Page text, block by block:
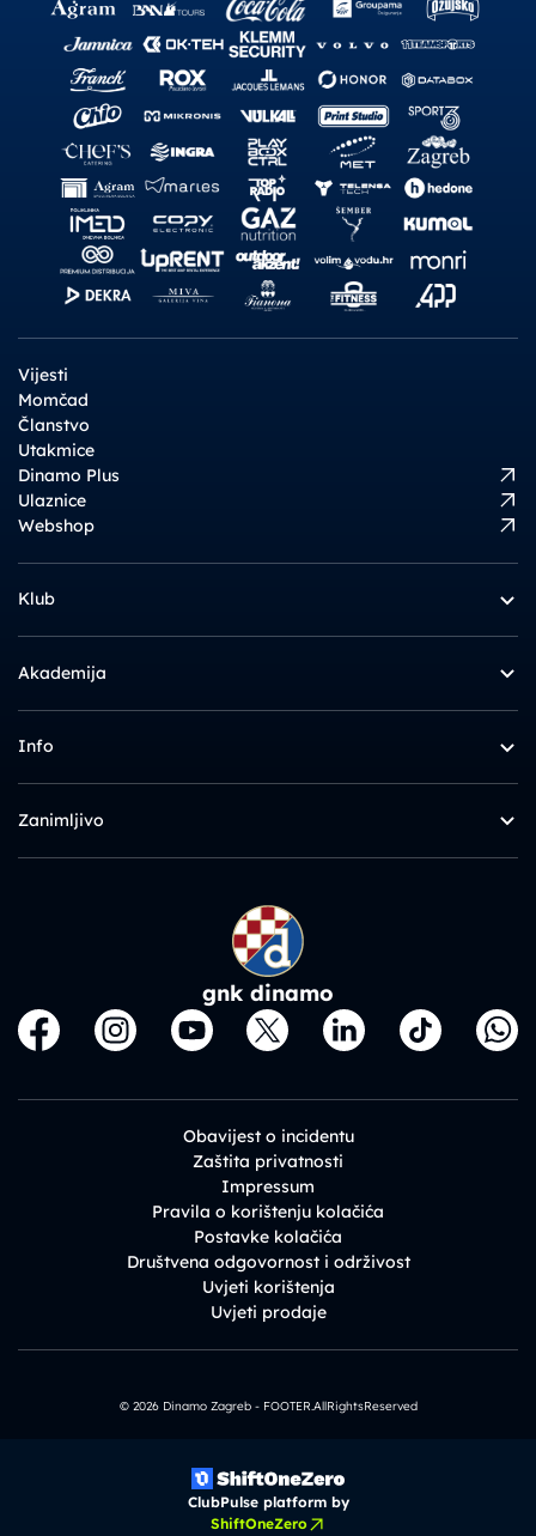
Vijesti
Momčad
Članstvo
Utakmice
Dinamo Plus
Ulaznice
Webshop
Klub
Akademija
Info
Zanimljivo
gnk dinamo
Obavijest o incidentu
Zaštita privatnosti
Impressum
Pravila o korištenju kolačića
Postavke kolačića
Društvena odgovornost i održivost
Uvjeti korištenja
Uvjeti prodaje
© 2026 Dinamo Zagreb - FOOTER.AllRightsReserved
ClubPulse platform by
ShiftOneZero